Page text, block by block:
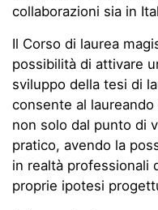
collaborazioni sia in
Il Corso di laurea
possibilità di attivare
sviluppo della tesi di
consente al laureando
non solo dal punto di
pratico, avendo la
in realtà professionali
proprie ipotesi